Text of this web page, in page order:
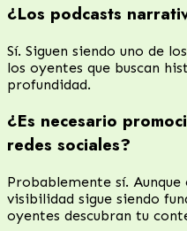
¿Los podcasts
Sí. Siguen siendo uno de
los oyentes que buscan
profundidad.
¿Es necesario
redes sociales?
Probablemente sí.
visibilidad sigue siendo
oyentes descubran tu